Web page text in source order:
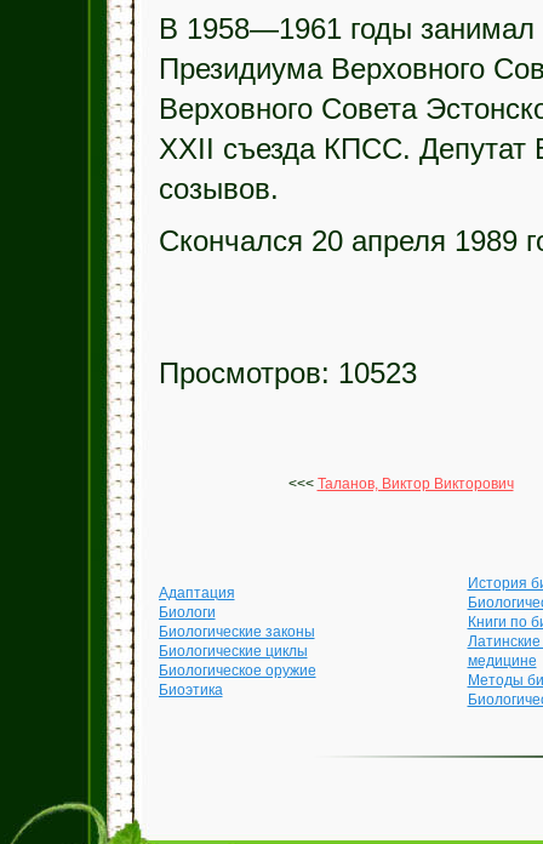
В 1958—1961 годы занимал
Президиума Верховного
Верховного Совета
XXII съезда КПСС.
созывов.
Скончался 20 апреля 1989
Просмотров: 10523
<<< Таланов, Виктор Викторович
Адаптация
Биологи
Биологические законы
Биологические циклы
Биологическое оружие
Биоэтика
История
Книги по
медицине
Методы